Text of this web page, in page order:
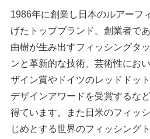
1986年に創業し日本のルアーフ
げたトップブランド。創業者で
由樹が生み出すフィッシングタ
ンと革新的な技術、芸術性にお
ザイン賞やドイツのレッドドッ
デザインアワードを受賞するな
得ています。また日米のフィッ
じめとする世界のフィッシング